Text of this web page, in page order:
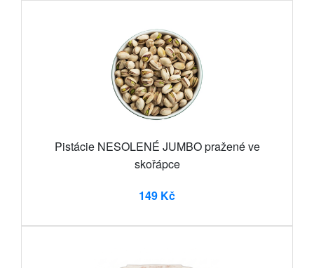
Pistácie NESOLENÉ JUMBO pražené ve
skořápce
149 Kč